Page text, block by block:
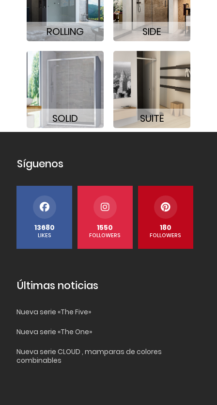
ROLLING SIDE
SOLID SUITE
Síguenos
13680
LIKES
1550
FOLLOWERS
180
FOLLOWERS
Últimas noticias
Nueva serie «The Five»
Nueva serie «The One»
Nueva serie CLOUD , mamparas de colores
combinables